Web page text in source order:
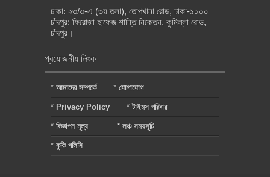
ঢাকা: ২৩/৩-এ (৩য় তলা), তোপখানা রোড, ঢাকা-১০০০
চাঁদপুর: ফিরোজা হাফেজ শান্তি নিকেতন, কুমিল্লা রোড,
চাঁদপুর।
প্রয়োজনীয় লিংক
* আমাদের সম্পর্কে * যোগাযোগ
* Privacy Policy *টাইমস পরিবার
* বিজ্ঞাপন মূল্য * লঞ্চ সময়সূচি
* কুকি পলিসি